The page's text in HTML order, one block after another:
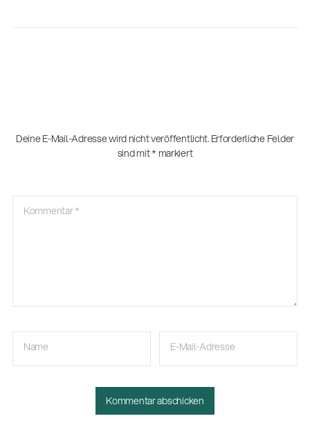
Deine E-Mail-Adresse wird nicht veröffentlicht. Erforderliche Felder
sind mit* markiert
Kommentar*
Name E-Mail-Adresse